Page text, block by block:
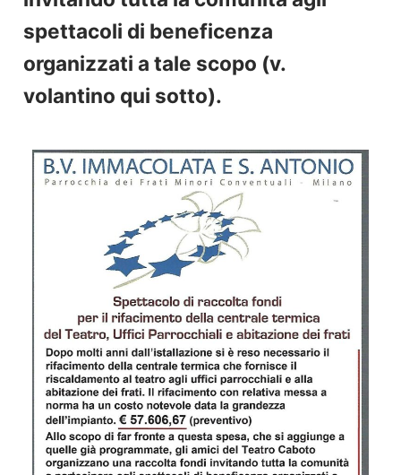
spettacoli di beneficenza
organizzati a tale scopo (v.
volantino qui sotto).